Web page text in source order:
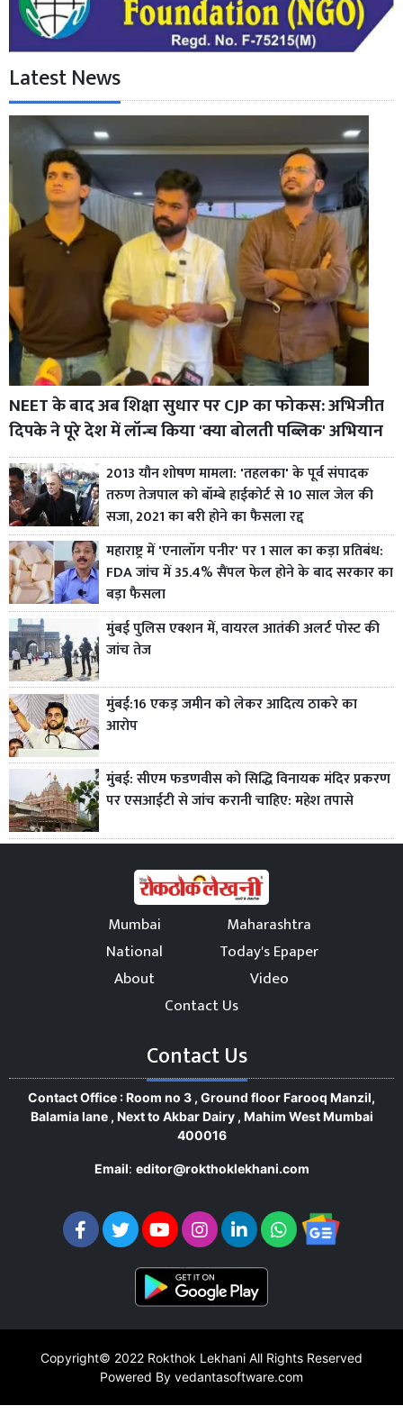
Latest News
NEET के बाद अब शिक्षा सुधार पर CJP का फोकस: अभिजीत
दिपके ने पूरे देश में लॉन्च किया 'क्या बोलती पब्लिक' अभियान
2013 यौन शोषण मामला: 'तहलका' के पूर्व संपादक
तरुण तेजपाल को बॉम्बे हाईकोर्ट से 10 साल जेल की
सजा, 2021 का बरी होने का फैसला रद्द
महाराष्ट्र में 'एनालॉग पनीर' पर 1 साल का कड़ा प्रतिबंध:
FDA जांच में 35.4% सैंपल फेल होने के बाद सरकार का
बड़ा फैसला
मुंबई पुलिस एक्शन में, वायरल आतंकी अलर्ट पोस्ट की
जांच तेज
मुंबई:16 एकड़ जमीन को लेकर आदित्य ठाकरे का
आरोप
मुंबई: सीएम फडणवीस को सिद्धि विनायक मंदिर प्रकरण
पर एसआईटी से जांच करानी चाहिए: महेश तपासे
Mumbai
Maharashtra
National
Today's Epaper
About
Video
Contact Us
Contact Us
Contact Office : Room no 3 , Ground floor Farooq Manzil,
Balamia lane , Next to Akbar Dairy , Mahim West Mumbai
400016
Email: editor@rokthoklekhani.com
Copyright© 2022 Rokthok Lekhani All Rights Reserved
Powered By vedantasoftware.com